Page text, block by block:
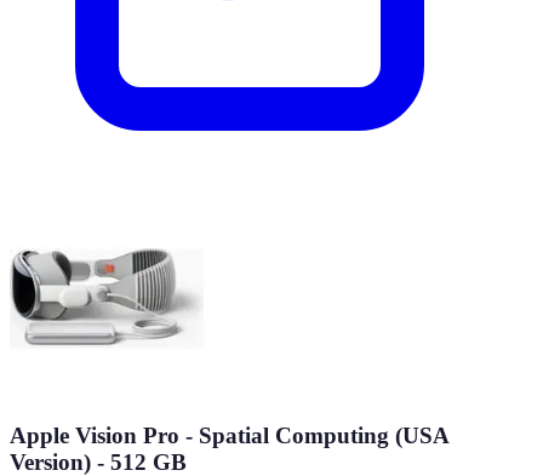
Apple Vision Pro - Spatial Computing (USA
Version) - 512 GB